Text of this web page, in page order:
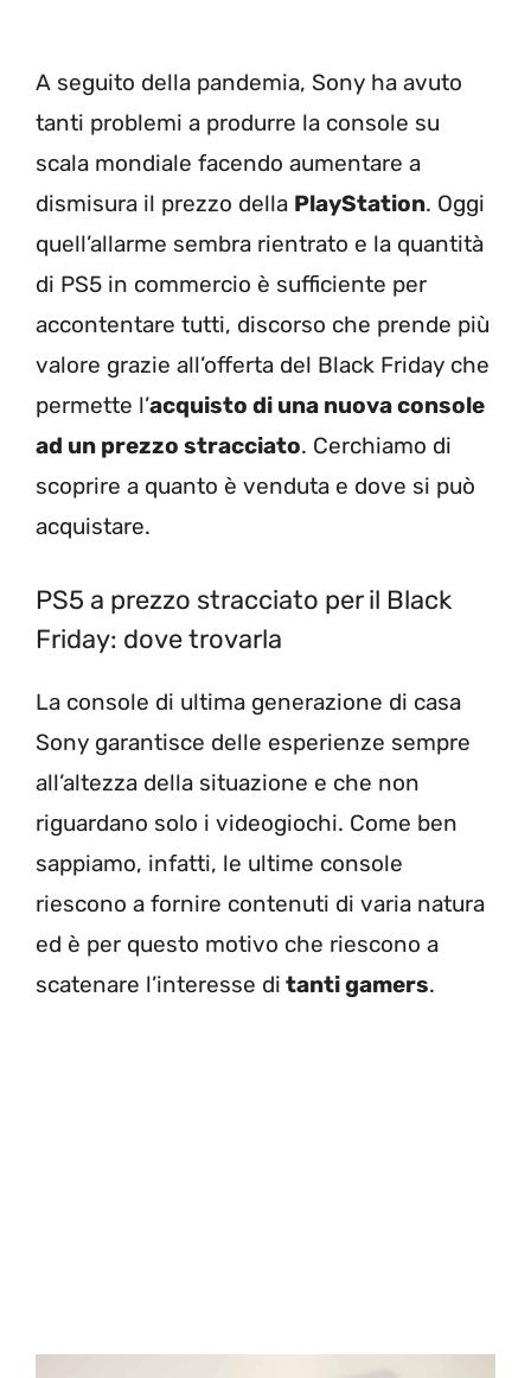
A seguito della pandemia, Sony ha avuto
tanti problemi a produrre la console su
scala mondiale facendo aumentare a
dismisura il prezzo della PlayStation. Oggi
quell’allarme sembra rientrato e la quantità
di PS5 in commercio è sufficiente per
accontentare tutti, discorso che prende più
valore grazie all’offerta del Black Friday che
permette l’acquisto di una nuova console
ad un prezzo stracciato. Cerchiamo di
scoprire a quanto è venduta e dove si può
acquistare.
PS5 a prezzo stracciato per il Black
Friday: dove trovarla
La console di ultima generazione di casa
Sony garantisce delle esperienze sempre
all’altezza della situazione e che non
riguardano solo i videogiochi. Come ben
sappiamo, infatti, le ultime console
riescono a fornire contenuti di varia natura
ed è per questo motivo che riescono a
scatenare l’interesse di tanti gamers.